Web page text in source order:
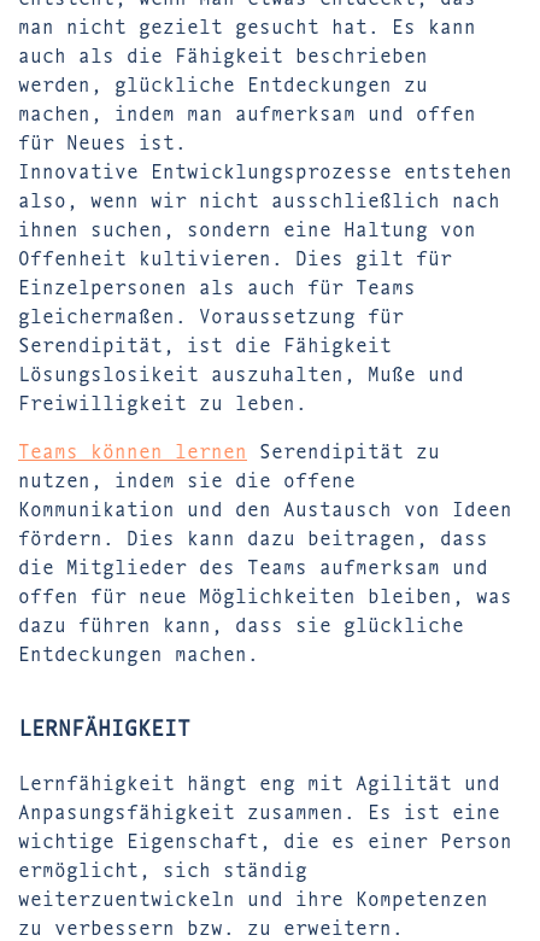
man nicht gezielt gesucht hat. Es kann
auch als die Fähigkeit beschrieben
werden, glückliche Entdeckungen zu
machen, indem man aufmerksam und offen
für Neues ist.
Innovative Entwicklungsprozesse entstehen
also, wenn wir nicht ausschließlich nach
ihnen suchen, sondern eine Haltung von
Offenheit kultivieren. Dies gilt für
Einzelpersonen als auch für Teams
gleichermaßen. Voraussetzung für
Serendipität, ist die Fähigkeit
Lösungslosikeit auszuhalten, Muße und
Freiwilligkeit zu leben.
Teams können lernen Serendipität zu
nutzen, indem sie die offene
Kommunikation und den Austausch von Ideen
fördern. Dies kann dazu beitragen, dass
die Mitglieder des Teams aufmerksam und
offen für neue Möglichkeiten bleiben, was
dazu führen kann, dass sie glückliche
Entdeckungen machen.
LERNFÄHIGKEIT
Lernfähigkeit hängt eng mit Agilität und
Anpasungsfähigkeit zusammen. Es ist eine
wichtige Eigenschaft, die es einer Person
ermöglicht, sich ständig
weiterzuentwickeln und ihre Kompetenzen
zu verbessern bzw. zu erweitern.